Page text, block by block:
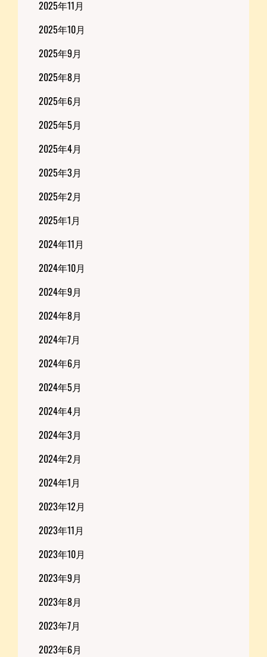
2025年11月
2025年10月
2025年9月
2025年8月
2025年6月
2025年5月
2025年4月
2025年3月
2025年2月
2025年1月
2024年11月
2024年10月
2024年9月
2024年8月
2024年7月
2024年6月
2024年5月
2024年4月
2024年3月
2024年2月
2024年1月
2023年12月
2023年11月
2023年10月
2023年9月
2023年8月
2023年7月
2023年6月